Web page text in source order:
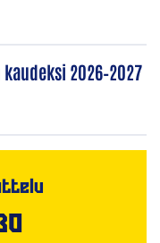
2026–2027